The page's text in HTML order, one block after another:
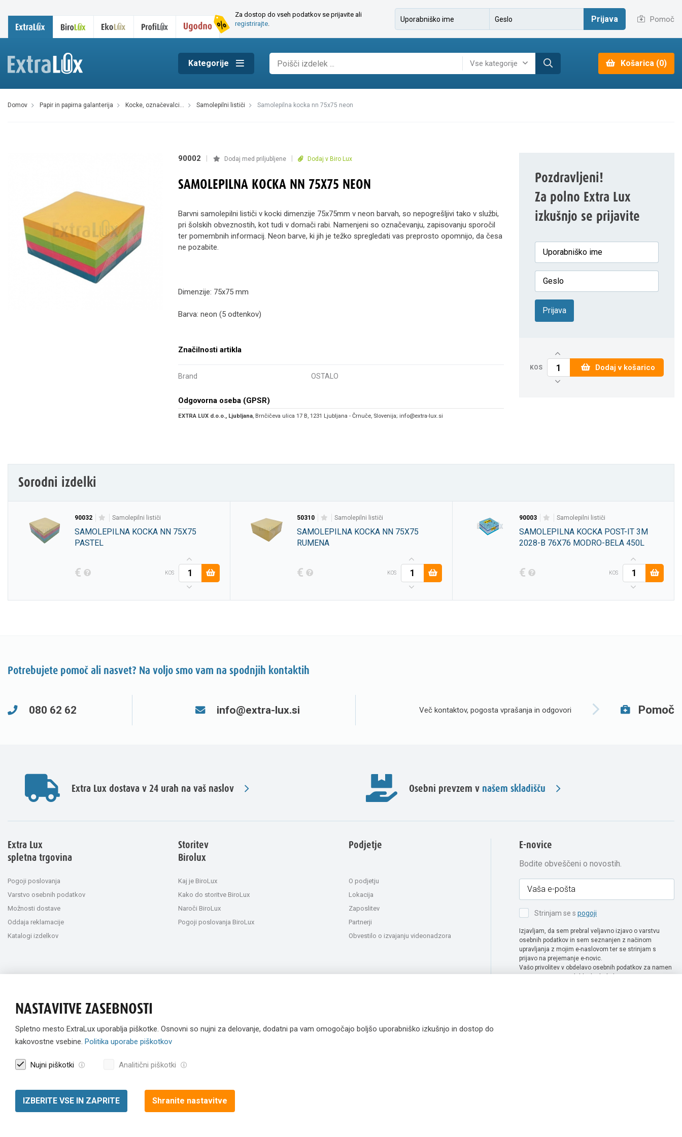
Za dostop do vseh podatkov se prijavite ali
registrirajte
Prijava Pomoč
Kategorije Vse kategorije Košarica (0)
domov papir in papirna galanterija kocke, označevalci... samolepilni lističi samolepilna kocka nn 75x75 neon
90002 Dodaj med priljubljene Dodaj v Biro Lux
SAMOLEPILNA KOCKA NN 75X75 NEON
Barvni samolepilni lističi v kocki dimenzije 75x75mm v neon barvah, so nepogrešljivi tako v službi,
pri šolskih obveznostih, kot tudi v domači rabi. Namenjeni so označevanju, zapisovanju sporočil
ter pomembnih informacij. Neon barve, ki jih je težko spregledati vas preprosto opomnijo, da česa
ne pozabite.
Dimenzije: 75x75 mm
Barva: neon (5 odtenkov)
Značilnosti artikla
Brand OSTALO
Odgovorna oseba (GPSR)
EXTRA LUX d.o.o., Ljubljana, Brnčičeva ulica 17 B, 1231 Ljubljana - Črnuče, Slovenija; info@extra-lux.si
Pozdravljeni!
Za polno Extra Lux
izkušnjo se prijavite
Prijava
KOS Dodaj v košarico
Sorodni izdelki
90032 samolepilni lističi
SAMOLEPILNA KOCKA NN 75X75
PASTEL
€ KOS
50310 samolepilni lističi
SAMOLEPILNA KOCKA NN 75X75
RUMENA
€ KOS
90003 samolepilni lističi
SAMOLEPILNA KOCKA POST-IT 3M
2028-B 76X76 MODRO-BELA 450L
€ KOS
Potrebujete pomoč ali nasvet? Na voljo smo vam na spodnjih kontaktih
080 62 62 info@extra-lux.si Več kontaktov, pogosta vprašanja in odgovori Pomoč
Extra Lux dostava v 24 urah na vaš naslov Osebni prevzem v našem skladišču
Extra Lux
spletna trgovina
Pogoji poslovanja
Varstvo osebnih podatkov
Možnosti dostave
Oddaja reklamacije
Katalogi izdelkov
Storitev
Birolux
Kaj je BiroLux
Kako do storitve BiroLux
Naroči BiroLux
Pogoji poslovanja BiroLux
Podjetje
O podjetju
Lokacija
Zaposlitev
Partnerji
Obvestilo o izvajanju videonadzora
E-novice
Bodite obveščeni o novostih.
Strinjam se s pogoji
Izjavljam, da sem prebral veljavno izjavo o varstvu
osebnih podatkov in sem seznanjen z načinom
upravljanja z mojim e-naslovom ter se strinjam s
prijavo na prejemanje e-novic.
Vašo privolitev v obdelavo osebnih podatkov za namen
NASTAVITVE ZASEBNOSTI
Spletno mesto ExtraLux uporablja piškotke. Osnovni so nujni za delovanje, dodatni pa vam omogočajo boljšo uporabniško izkušnjo in dostop do
kakovostne vsebine. Politika uporabe piškotkov
Nujni piškotki Analitični piškotki
IZBERITE VSE IN ZAPRITE Shranite nastavitve